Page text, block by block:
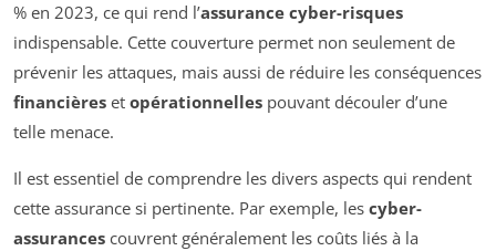
% en 2023, ce qui rend l’assurance cyber-risques
indispensable. Cette couverture permet non seulement de
prévenir les attaques, mais aussi de réduire les conséquences
financières et opérationnelles pouvant découler d’une
telle menace.
Il est essentiel de comprendre les divers aspects qui rendent
cette assurance si pertinente. Par exemple, les cyber-
assurances couvrent généralement les coûts liés à la